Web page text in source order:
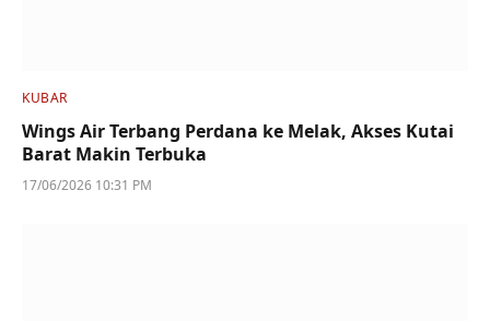
KUBAR
Wings Air Terbang Perdana ke Melak, Akses Kutai
Barat Makin Terbuka
17/06/2026 10:31 PM